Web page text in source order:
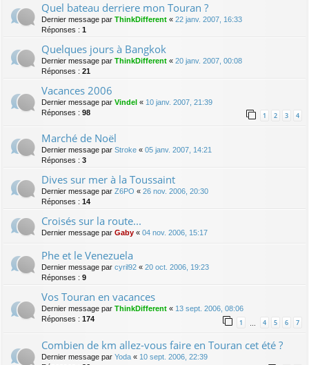
Quel bateau derriere mon Touran ?
Dernier message par ThinkDifferent « 22 janv. 2007, 16:33
Réponses : 1
Quelques jours à Bangkok
Dernier message par ThinkDifferent « 20 janv. 2007, 00:08
Réponses : 21
Vacances 2006
Dernier message par Vindel « 10 janv. 2007, 21:39
Réponses : 98 1 2 3 4
Marché de Noël
Dernier message par Stroke « 05 janv. 2007, 14:21
Réponses : 3
Dives sur mer à la Toussaint
Dernier message par Z6PO « 26 nov. 2006, 20:30
Réponses : 14
Croisés sur la route...
Dernier message par Gaby « 04 nov. 2006, 15:17
Phe et le Venezuela
Dernier message par cyril92 « 20 oct. 2006, 19:23
Réponses : 9
Vos Touran en vacances
Dernier message par ThinkDifferent « 13 sept. 2006, 08:06
Réponses : 174 1 4 5 6 7
Combien de km allez-vous faire en Touran cet été ?
Dernier message par Yoda « 10 sept. 2006, 22:39